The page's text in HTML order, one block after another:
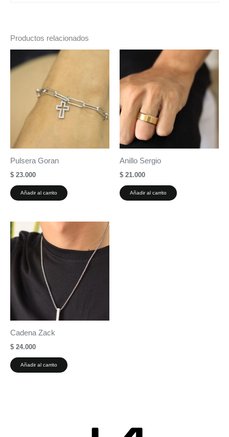
Productos relacionados
Pulsera Goran
$ 23.000
Añadir al carrito
Anillo Sergio
$ 21.000
Añadir al carrito
Cadena Zack
$ 24.000
Añadir al carrito